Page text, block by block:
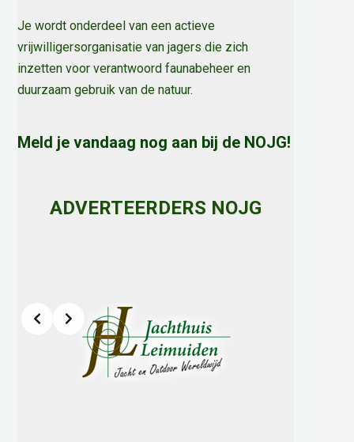
Je wordt onderdeel van een actieve
vrijwilligersorganisatie van jagers die zich
inzetten voor verantwoord faunabeheer en
duurzaam gebruik van de natuur.
Meld je vandaag nog aan bij de NOJG!
ADVERTEERDERS NOJG
Slide 2 of 8